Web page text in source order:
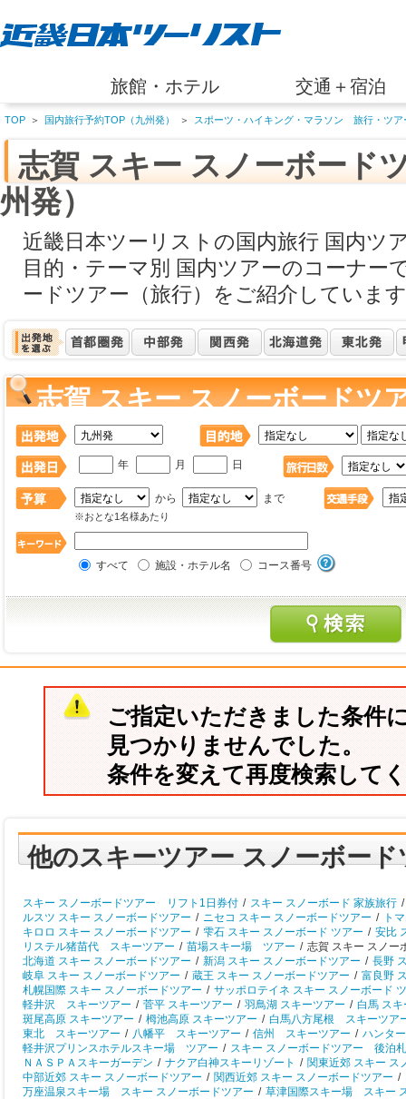
旅館・ホテル 交通＋宿泊
TOP ＞ 国内旅行予約TOP（九州発） ＞ スポーツ・ハイキング・マラソン 旅行・ツア
志賀 スキー スノーボード
州発）
近畿日本ツーリストの国内旅行 国内ツ
目的・テーマ別 国内ツアーのコーナー
ードツアー（旅行）をご紹介していま
志賀 スキー スノーボードツ
年 月 日
から まで
※おとな1名様あたり
すべて 施設・ホテル名 コース番号
ご指定いただきました条件
見つかりませんでした。
条件を変えて再度検索して
他のスキーツアー スノーボー
スキー スノーボードツアー リフト1日券付 / スキー スノーボード 家族旅行 /
ルスツ スキー スノーボードツアー / ニセコ スキー スノーボードツアー /
ト
キロロ スキー スノーボードツアー / 雫石 スキー スノーボード ツアー / 安比
リステル猪苗代 スキーツアー / 苗場スキー場 ツアー / 志賀 スキー スノー
北海道 スキー スノーボードツアー / 新潟 スキー スノーボードツアー / 長野
岐阜 スキー スノーボードツアー / 蔵王 スキー スノーボードツアー / 富良野
札幌国際 スキー スノーボードツアー / サッポロテイネ スキー スノーボード
軽井沢 スキーツアー / 菅平 スキーツアー / 羽鳥湖 スキーツアー / 白馬 ス
斑尾高原 スキーツアー / 栂池高原 スキーツアー / 白馬八方尾根 スキーツア
東北 スキーツアー / 八幡平 スキーツアー / 信州 スキーツアー / ハンタ
軽井沢プリンスホテルスキー場 ツアー / スキー スノーボードツアー 後泊
ＮＡＳＰＡスキーガーデン / ナクア白神スキーリゾート / 関東近郊 スキー ス
中部近郊 スキー スノーボードツアー / 関西近郊 スキー スノーボードツアー /
万座温泉スキー場 スキー スノーボードツアー / 草津国際スキー場 スキー